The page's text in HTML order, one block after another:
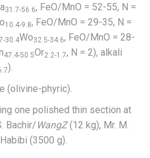
31.7-56.6, FeO/MnO = 52-55, N =
10.4-9.8, FeO/MnO = 29-35, N =
30.4Wo32.5-34.6, FeO/MnO = 28-
47.4-50.5Or2.2-1.7, N = 2), alkali
).
(olivine-phyric).
one polished thin section at
Bachir/ WangZ(12 kg), Mr. M.
(3500 g).